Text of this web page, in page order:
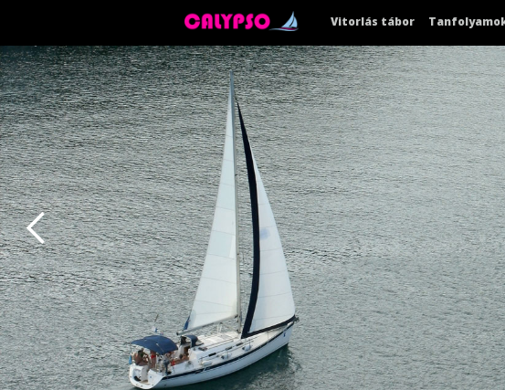
Vitorlás tábor